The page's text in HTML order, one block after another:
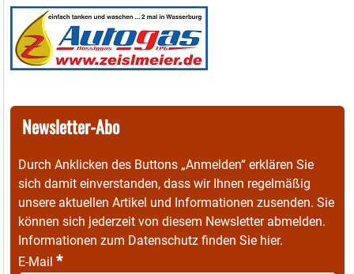
Newsletter-Abo
Durch Anklicken des Buttons „Anmelden“ erklären Sie
sich damit einverstanden, dass wir Ihnen regelmäßig
unsere aktuellen Artikel und Informationen zusenden. Sie
können sich jederzeit von diesem Newsletter abmelden.
Informationen zum Datenschutz finden Sie hier.
E-Mail *